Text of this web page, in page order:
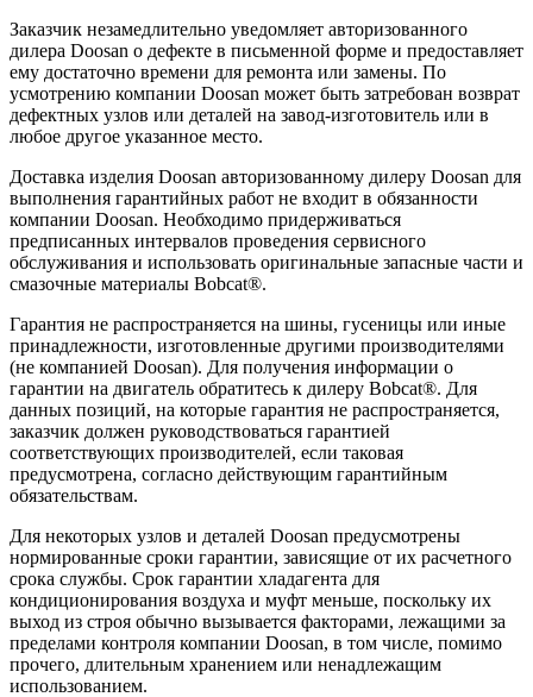
Заказчик незамедлительно уведомляет авторизованного
дилера Doosan о дефекте в письменной форме и предоставляет
ему достаточно времени для ремонта или замены. По
усмотрению компании Doosan может быть затребован возврат
дефектных узлов или деталей на завод-изготовитель или в
любое другое указанное место.
Доставка изделия Doosan авторизованному дилеру Doosan для
выполнения гарантийных работ не входит в обязанности
компании Doosan. Необходимо придерживаться
предписанных интервалов проведения сервисного
обслуживания и использовать оригинальные запасные части и
смазочные материалы Bobcat®.
Гарантия не распространяется на шины, гусеницы или иные
принадлежности, изготовленные другими производителями
(не компанией Doosan). Для получения информации о
гарантии на двигатель обратитесь к дилеру Bobcat®. Для
данных позиций, на которые гарантия не распространяется,
заказчик должен руководствоваться гарантией
соответствующих производителей, если таковая
предусмотрена, согласно действующим гарантийным
обязательствам.
Для некоторых узлов и деталей Doosan предусмотрены
нормированные сроки гарантии, зависящие от их расчетного
срока службы. Срок гарантии хладагента для
кондиционирования воздуха и муфт меньше, поскольку их
выход из строя обычно вызывается факторами, лежащими за
пределами контроля компании Doosan, в том числе, помимо
прочего, длительным хранением или ненадлежащим
использованием.